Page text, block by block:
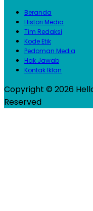
Beranda
Histori Media
Tim Redaksi
Kode Etik
Pedoman Media
Hak Jawab
Kontak Iklan
Copyright © 2026
Reserved